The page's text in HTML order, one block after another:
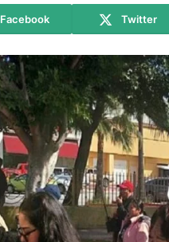
Facebook Twitter